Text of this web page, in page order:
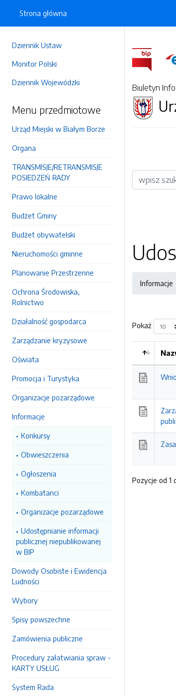
Dziennik Ustaw
Monitor Polski
Dziennik Wojewódzki
Menu przedmiotowe
Urząd Miejski w Białym Borze
Organa
TRANSMISJE/RETRANSMISJE
POSIEDZEŃ RADY
Prawo lokalne
Budżet Gminy
Budżet obywatelski
Nieruchomości gminne
Planowanie Przestrzenne
Ochrona Środowiska,
Rolnictwo
Działalność gospodarca
Zarządzanie kryzysowe
Oświata
Promocja i Turystyka
Organizacje pozarządowe
Informacje
Konkursy
Obwieszczenia
Ogłoszenia
Kombatanci
Organizacje pozarządowe
Udostępnianie informacji
publicznej niepublikowanej
w BIP
Dowody Osobiste i Ewidencja
Ludności
Wybory
Spisy powszechne
Zamówienia publiczne
Procedury załatwiania spraw -
KARTY USŁUG
System Rada
Strona główna
Biuletyn
Wyszukiwarka
Informacje
Pokaż
Kolejność
Pozycje od 1